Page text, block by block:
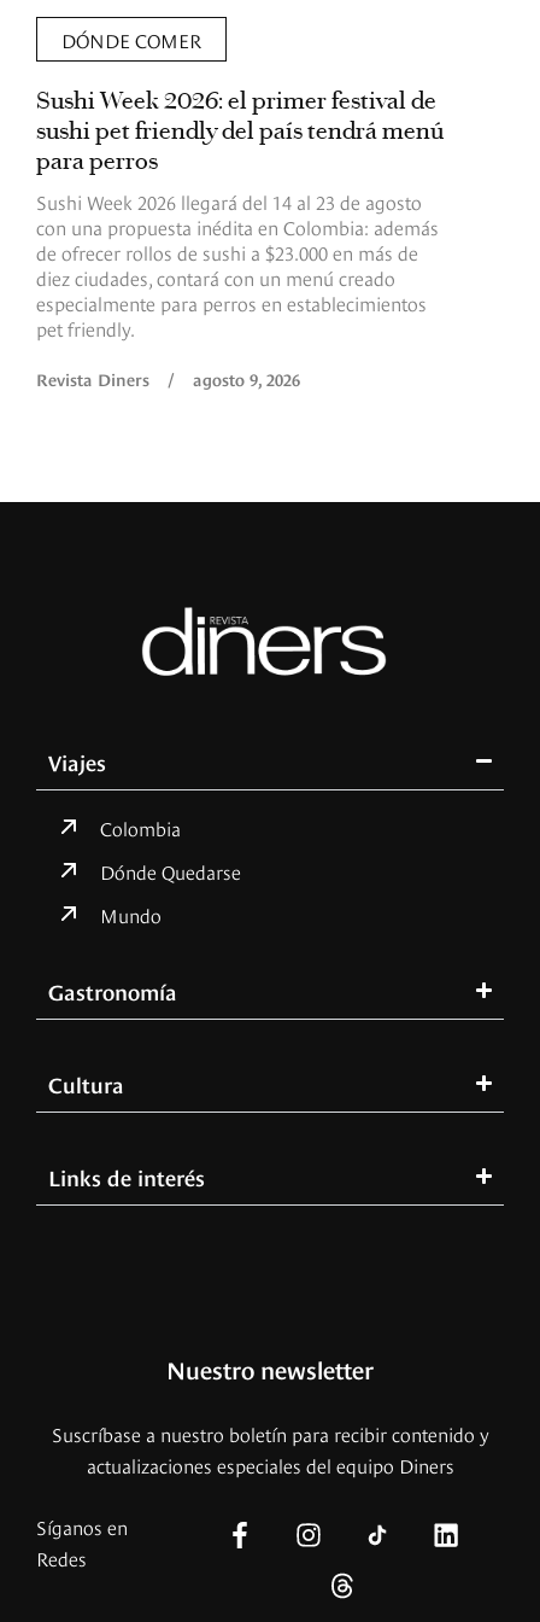
DÓNDE COMER
Sushi Week 2026: el primer festival de
sushi pet friendly del país tendrá menú
para perros
Sushi Week 2026 llegará del 14 al 23 de agosto
con una propuesta inédita en Colombia: además
de ofrecer rollos de sushi a $23.000 en más de
diez ciudades, contará con un menú creado
especialmente para perros en establecimientos
pet friendly.
Revista Diners / agosto 9, 2026
Viajes
Colombia
Dónde Quedarse
Mundo
Gastronomía
Cultura
Links de interés
Nuestro newsletter
Suscríbase a nuestro boletín para recibir contenido y
actualizaciones especiales del equipo Diners
Síganos en
Redes